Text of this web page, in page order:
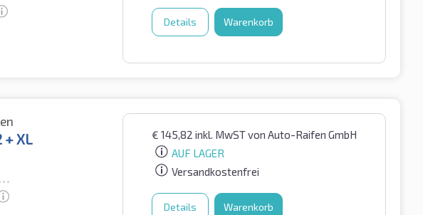
Details Warenkorb
+ XL
€ 145,82 inkl. MwSTvon Auto-Raifen GmbH
AUF LAGER
Versandkostenfrei
Details Warenkorb